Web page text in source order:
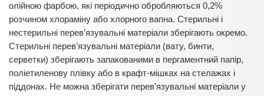
олійною фарбою, які періодично обробляються 0,2%
розчином хлораміну або хлорного вапна. Стерильні і
нестерильні перев’язувальні матеріали зберігають окремо.
Стерильні перев’язувальні матеріали (вату, бинти,
серветки) зберігають запакованими в пергаментний папір,
поліетиленову плівку або в крафт-мішках на стелажах і
піддонах. Не можна зберігати перев’язувальні матеріали у